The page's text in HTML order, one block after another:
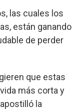
las cuales los
están ganando
de perder
que estas
más corta y
la